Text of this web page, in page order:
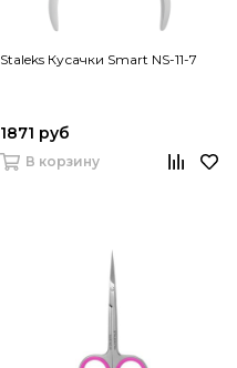
Staleks Кусачки Smart NS-11-7
1871 руб
В корзину